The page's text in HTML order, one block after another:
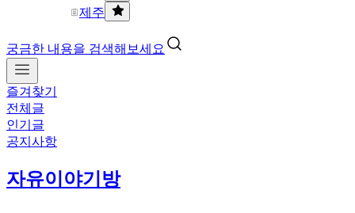
제주
궁금한 내용을 검색해보세요
즐겨찾기
전체글
인기글
공지사항
자유이야기방